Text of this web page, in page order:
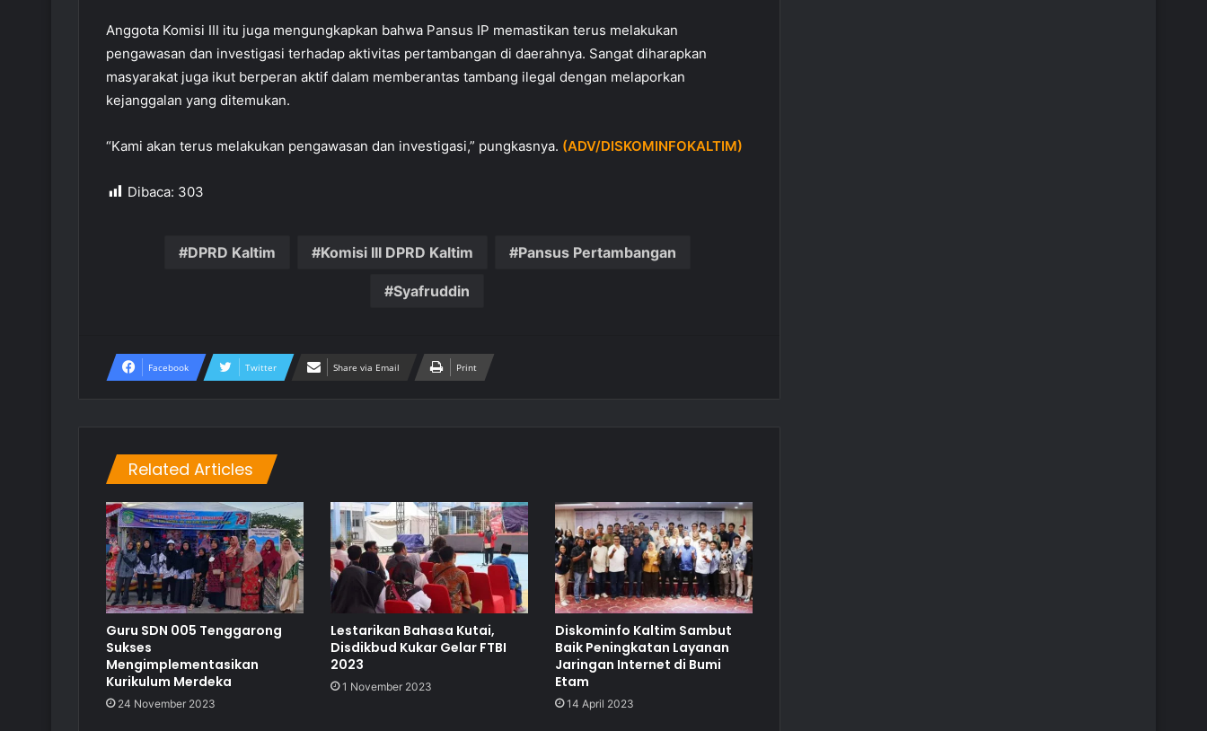
Anggota Komisi III itu juga mengungkapkan bahwa Pansus IP memastikan terus melakukan
pengawasan dan investigasi terhadap aktivitas pertambangan di daerahnya. Sangat diharapkan
masyarakat juga ikut berperan aktif dalam memberantas tambang ilegal dengan melaporkan
kejanggalan yang ditemukan.
“Kami akan terus melakukan pengawasan dan investigasi,” pungkasnya. (ADV/DISKOMINFOKALTIM)
Dibaca: 303
DPRD Kaltim Komisi III DPRD Kaltim Pansus Pertambangan
Syafruddin
Facebook Twitter Share via Email Print
Related Articles
Guru SDN 005 Tenggarong
Sukses
Mengimplementasikan
Kurikulum Merdeka
24 November 2023
Lestarikan Bahasa Kutai,
Disdikbud Kukar Gelar FTBI
2023
1 November 2023
Diskominfo Kaltim Sambut
Baik Peningkatan Layanan
Jaringan Internet di Bumi
Etam
14 April 2023